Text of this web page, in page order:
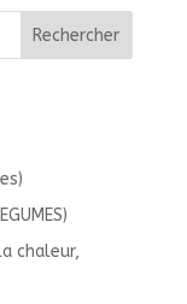
chaleur,